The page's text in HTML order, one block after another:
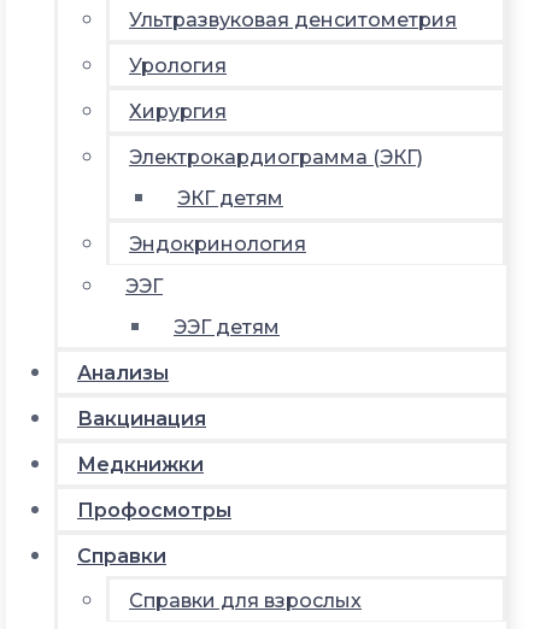
Ультразвуковая денситометрия
Урология
Хирургия
Электрокардиограмма (ЭКГ)
ЭКГ детям
Эндокринология
ЭЭГ
ЭЭГ детям
Анализы
Вакцинация
Медкнижки
Профосмотры
Справки
Справки для взрослых